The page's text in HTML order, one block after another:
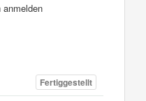
anmelden
Fertiggestellt